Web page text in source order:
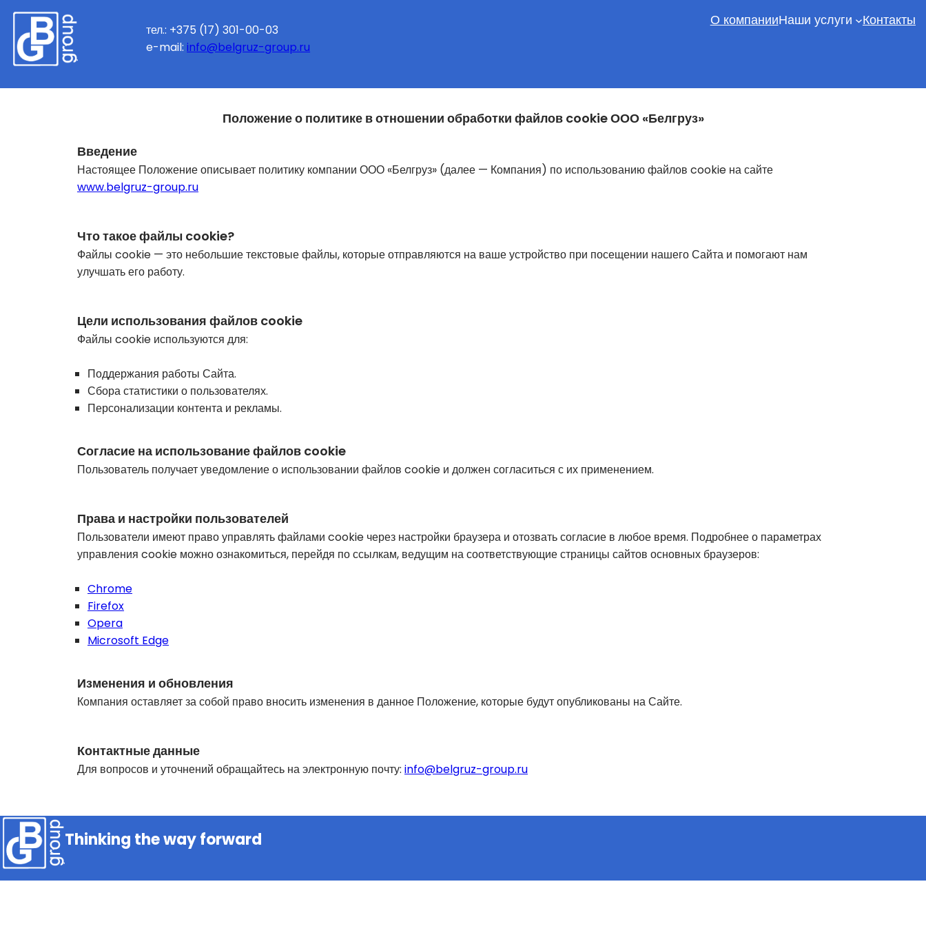
тел.: +375 (17) 301-00-03
e-mail:info@belgruz-group.ru
О компанииНаши услуги Контакты
Положение о политике в отношении обработки файлов cookie ООО «Белгруз»
Введение
Настоящее Положение описывает политику компании ООО «Белгруз» (далее — Компания) по использованию файлов cookie на сайте
www.belgruz-group.ru
Что такое файлы cookie?
Файлы cookie — это небольшие текстовые файлы, которые отправляются на ваше устройство при посещении нашего Сайта и помогают нам
улучшать его работу.
Цели использования файлов cookie
Файлы cookie используются для:
Поддержания работы Сайта.
Сбора статистики о пользователях.
Персонализации контента и рекламы.
Согласие на использование файлов cookie
Пользователь получает уведомление о использовании файлов cookie и должен согласиться с их применением.
Права и настройки пользователей
Пользователи имеют право управлять файлами cookie через настройки браузера и отозвать согласие в любое время. Подробнее о параметрах
управления cookie можно ознакомиться, перейдя по ссылкам, ведущим на соответствующие страницы сайтов основных браузеров:
Chrome
Firefox
Opera
Microsoft Edge
Изменения и обновления
Компания оставляет за собой право вносить изменения в данное Положение, которые будут опубликованы на Сайте.
Контактные данные
Для вопросов и уточнений обращайтесь на электронную почту: info@belgruz-group.ru
Thinking the way forward